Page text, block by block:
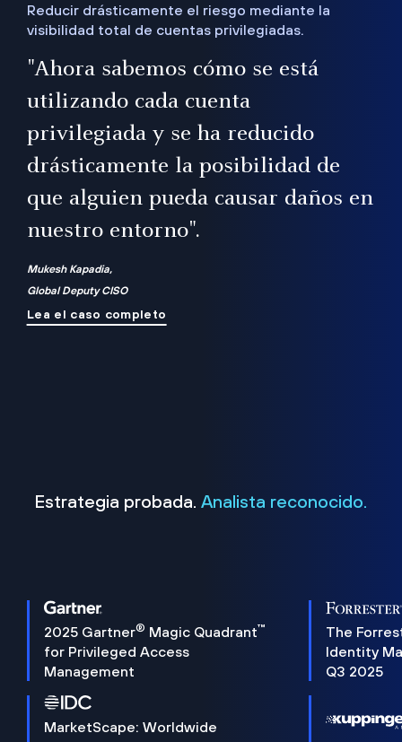
Reducir drásticamente el riesgo mediante la
visibilidad total de cuentas privilegiadas.
"Ahora sabemos cómo se está
utilizando cada cuenta
privilegiada y se ha reducido
drásticamente la posibilidad de
que alguien pueda causar daños en
nuestro entorno".
Mukesh Kapadia,
Global Deputy CISO
Lea el caso completo
Estrategia probada. Analista reconocido.
2025 Gartner® Magic Quadrant™
for Privileged Access
Management
The
Identity
Q3 2025
MarketScape: Worldwide